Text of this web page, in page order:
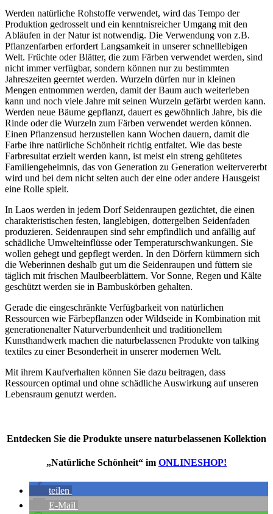
Werden natürliche Rohstoffe verwendet, wird das Tempo der
Produktion gedrosselt und ein kenntnisreicher Umgang mit den
Abläufen in der Natur ist notwendig. Die Verwendung von z.B.
Pflanzenfarben erfordert Langsamkeit in unserer schnelllebigen
Welt. Früchte oder Blätter, die zum Färben verwendet werden, sind
nicht immer verfügbar, sondern können nur zu bestimmten
Jahreszeiten geerntet werden. Wurzeln dürfen nur in kleinen
Mengen entnommen werden, damit der Baum auch weiterleben
kann und noch viele Jahre mit seinen Wurzeln gefärbt werden kann.
Werden neue Bäume gepflanzt, dauert es gewöhnlich Jahre, bis die
Rinde oder die Wurzeln zum Färben verwendet werden können.
Einen Pflanzensud herzustellen kann Wochen dauern, damit die
Farbe ihre natürliche Schönheit richtig entfaltet. Wie das beste
Farbresultat erzielt werden kann, ist meist ein streng gehütetes
Familiengeheimnis, das von Generation zu Generation weitervererbt
wird und bei dem nicht selten auch der eine oder andere Hausgeist
eine Rolle spielt.
In Laos werden in jedem Dorf Seidenraupen gezüchtet, die einen
charakteristischen festen, langlebigen, dottergelben Seidenfaden
produzieren. Seidenraupen sind sehr empfindlich und anfällig auf
schädliche Umwelteinflüsse oder Temperaturschwankungen. Sie
wollen gehegt und gepflegt werden. In den Dörfern kümmern sich
die Weberinnen deshalb gut um die Seidenraupen und füttern sie
täglich mit frischen Maulbeerblättern. Vor Sonne, Regen und Kälte
geschützt werden sie in Bambuskörben gehalten.
Gerade die eingeschränkte Verfügbarkeit von natürlichen
Ressourcen wie Färbepflanzen oder Wildseide in Kombination mit
generationenalter Naturverbundenheit und traditionellem
Kunsthandwerk machen die naturbelassenen Produkte von talking
textiles zu einer Besonderheit in unserer modernen Welt.
Mit ihrem Kaufverhalten können Sie dazu beitragen, dass
Ressourcen optimal und ohne schädliche Auswirkung auf unseren
Lebensraum genutzt werden.
Entdecken Sie die Produkte unsere naturbelassenen Kollektion
„Natürliche Schönheit“ im ONLINESHOP!
teilen
E-Mail